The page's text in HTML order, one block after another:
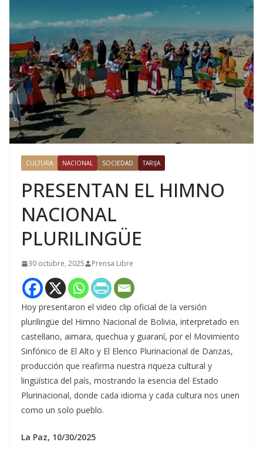
CULTURA NACIONAL SOCIEDAD TARIJA
PRESENTAN EL HIMNO
NACIONAL
PLURILINGÜE
30 octubre, 2025 Prensa Libre
Hoy presentaron el video clip oficial de la versión
plurilingüe del Himno Nacional de Bolivia, interpretado en
castellano, aimara, quechua y guaraní, por el Movimiento
Sinfónico de El Alto y El Elenco Plurinacional de Danzas,
producción que reafirma nuestra riqueza cultural y
lingüística del país, mostrando la esencia del Estado
Plurinacional, donde cada idioma y cada cultura nos unen
como un solo pueblo.
La Paz, 10/30/2025